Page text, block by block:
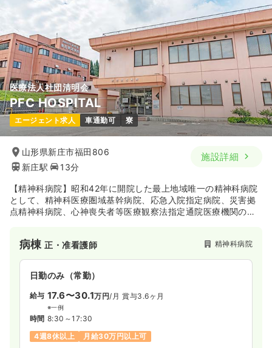
医療法人社団清明会
PFC HOSPITAL
エージェント求人 車通勤可 寮
山形県新庄市福田806
新庄駅
13分
施設詳細
【精神科病院】昭和42年に開院した最上地域唯一の精神科病院
として、精神科医療圏域基幹病院、応急入院指定病院、災害拠
点精神科病院、心神喪失者等医療観察法指定通院医療機関の枠
あります。
病棟正・准看護師 精神科病院
日勤のみ（常勤）
給与 17.6〜30.1万円/月 賞与3.6ヶ月
※一例
時間 8:30～17:30
4週8休以上
月給30万円以上可